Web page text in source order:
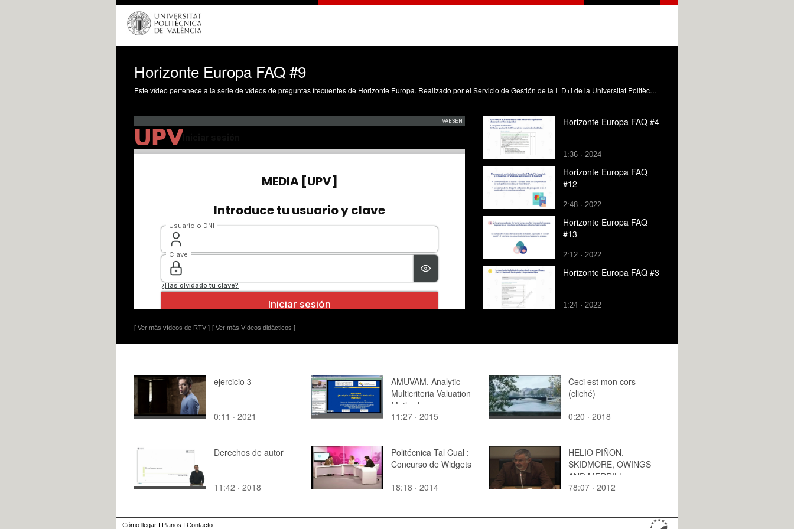
Horizonte Europa FAQ #9
Este vídeo pertenece a la serie de vídeos de preguntas frecuentes de Horizonte Europa. Realizado por el Servicio de Gestión de la I+D+i de la Universitat Politècnica de València.
[ Ver más vídeos de RTV ] [ Ver más Vídeos didácticos ]
Horizonte Europa FAQ #4
1:36 · 2024
Horizonte Europa FAQ
#12
2:48 · 2022
Horizonte Europa FAQ
#13
2:12 · 2022
Horizonte Europa FAQ #3
1:24 · 2022
ejercicio 3
0:11 · 2021
AMUVAM. Analytic
Multicriteria Valuation
Method
11:27 · 2015
Ceci est mon cors
(cliché)
0:20 · 2018
Derechos de autor
11:42 · 2018
Politécnica Tal Cual :
Concurso de Widgets
18:18 · 2014
HELIO PIÑON.
SKIDMORE, OWINGS
AND MERRILL
78:07 · 2012
Cómo llegar I Planos I Contacto